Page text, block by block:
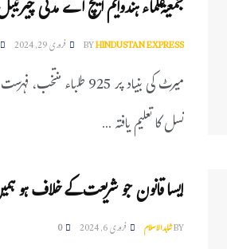
جمعیۃعلماء ہندوایم ایچ اے مدنی
BYHINDUSTAN EXPRESS فروری 29, 2024
نسل کا تعلیم یافتہ ...
ایسا قانون جو شریعت کے خلاف ہو
BYشاہدالاسلام فروری 6, 2024 0